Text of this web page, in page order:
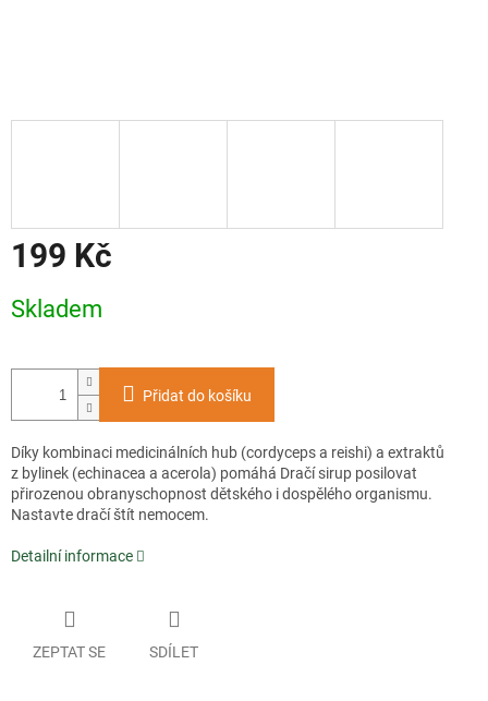
199 Kč
cena:
Skladem
Přidat do košíku
Díky kombinaci medicinálních hub (cordyceps a reishi) a extraktů
z bylinek (echinacea a acerola) pomáhá Dračí sirup posilovat
přirozenou obranyschopnost dětského i dospělého organismu.
Nastavte dračí štít nemocem.
Detailní informace
ZEPTAT SE SDÍLET